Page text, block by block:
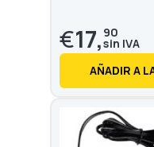
€17, 90
AÑADIR A